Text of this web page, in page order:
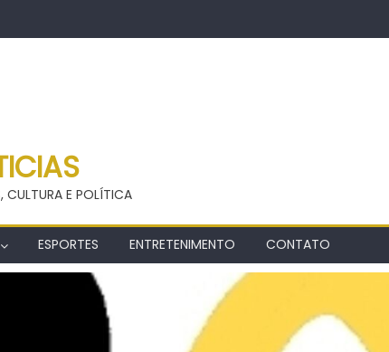
CULTURA E POLÍTICA
ESPORTES ENTRETENIMENTO CONTATO